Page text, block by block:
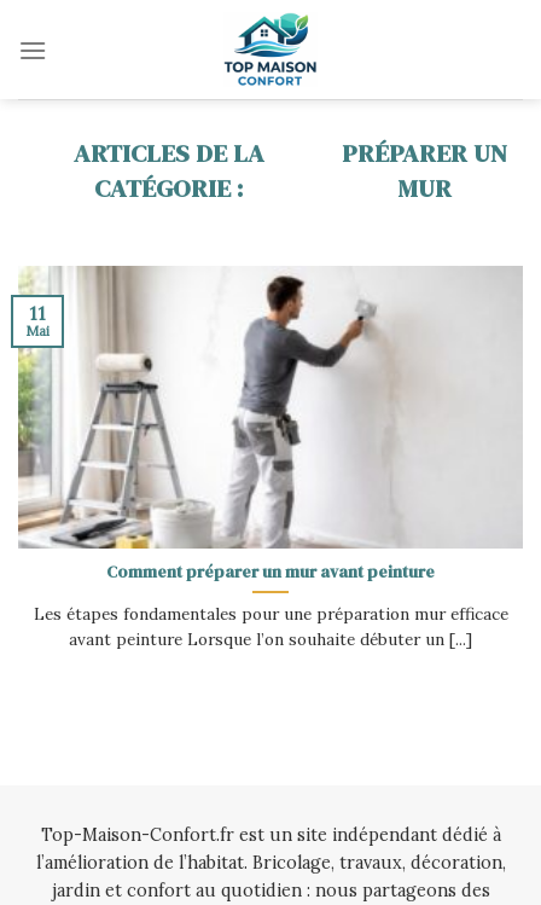
PRÉPARER UN
MUR
Comment préparer un mur avant peinture
Les étapes fondamentales pour une préparation mur efficace
avant peinture Lorsque l’on souhaite débuter un [...]
11
Mai
Top-Maison-Confort.fr est un site indépendant dédié à
l’amélioration de l’habitat. Bricolage, travaux, décoration,
jardin et confort au quotidien : nous partageons des